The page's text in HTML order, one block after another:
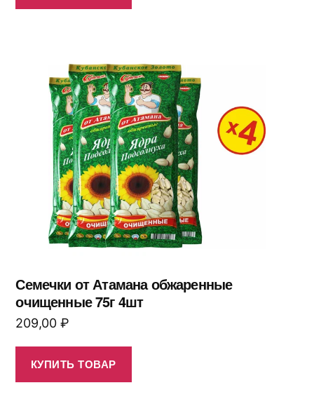
Семечки от Атамана обжаренные
очищенные 75г 4шт
209,00 ₽
КУПИТЬ ТОВАР